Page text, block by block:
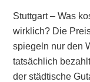
Stuttgart – Was
wirklich? Die
spiegeln nur den
tatsächlich
der städtische